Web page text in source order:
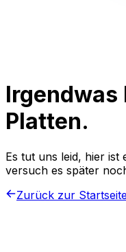
Irgendwas
Platten.
Es tut uns leid, hier ist
versuch es später
Zurück zur